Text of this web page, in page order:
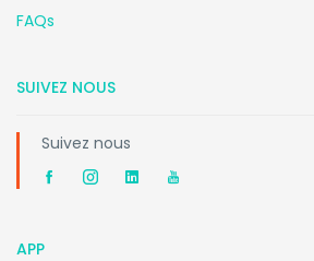
FAQs
SUIVEZ NOUS
Suivez nous
APP